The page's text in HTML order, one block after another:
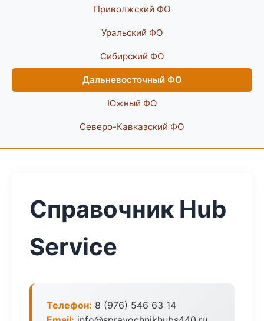
Приволжский ФО
Уральский ФО
Сибирский ФО
Дальневосточный ФО
Южный ФО
Северо-Кавказский ФО
Справочник Hub
Service
Телефон: 8 (976) 546 63 14